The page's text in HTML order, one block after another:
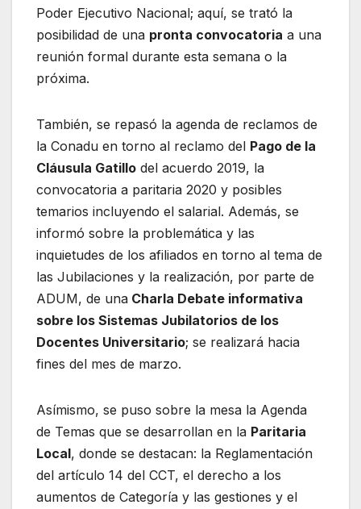
Poder Ejecutivo Nacional; aquí, se trató la
posibilidad de una pronta convocatoria a una
reunión formal durante esta semana o la
próxima.
También, se repasó la agenda de reclamos de
la Conadu en torno al reclamo del Pago de la
Cláusula Gatillo del acuerdo 2019, la
convocatoria a paritaria 2020 y posibles
temarios incluyendo el salarial. Además, se
informó sobre la problemática y las
inquietudes de los afiliados en torno al tema de
las Jubilaciones y la realización, por parte de
ADUM, de una Charla Debate informativa
sobre los Sistemas Jubilatorios de los
Docentes Universitario; se realizará hacia
fines del mes de marzo.
Asímismo, se puso sobre la mesa la Agenda
de Temas que se desarrollan en la Paritaria
Local, donde se destacan: la Reglamentación
del artículo 14 del CCT, el derecho a los
aumentos de Categoría y las gestiones y el